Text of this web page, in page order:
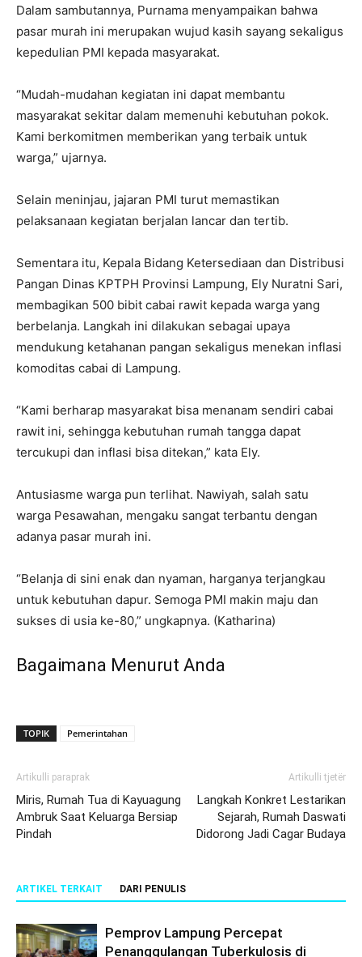
Dalam sambutannya, Purnama menyampaikan bahwa
pasar murah ini merupakan wujud kasih sayang sekaligus
kepedulian PMI kepada masyarakat.
“Mudah-mudahan kegiatan ini dapat membantu
masyarakat sekitar dalam memenuhi kebutuhan pokok.
Kami berkomitmen memberikan yang terbaik untuk
warga,” ujarnya.
Selain meninjau, jajaran PMI turut memastikan
pelaksanaan kegiatan berjalan lancar dan tertib.
Sementara itu, Kepala Bidang Ketersediaan dan Distribusi
Pangan Dinas KPTPH Provinsi Lampung, Ely Nuratni Sari,
membagikan 500 bibit cabai rawit kepada warga yang
berbelanja. Langkah ini dilakukan sebagai upaya
mendukung ketahanan pangan sekaligus menekan inflasi
komoditas cabai di Lampung.
“Kami berharap masyarakat bisa menanam sendiri cabai
rawit ini, sehingga kebutuhan rumah tangga dapat
tercukupi dan inflasi bisa ditekan,” kata Ely.
Antusiasme warga pun terlihat. Nawiyah, salah satu
warga Pesawahan, mengaku sangat terbantu dengan
adanya pasar murah ini.
“Belanja di sini enak dan nyaman, harganya terjangkau
untuk kebutuhan dapur. Semoga PMI makin maju dan
sukses di usia ke-80,” ungkapnya. (Katharina)
Bagaimana Menurut Anda
TOPIK Pemerintahan
Artikulli paraprak
Miris, Rumah Tua di Kayuagung
Ambruk Saat Keluarga Bersiap
Pindah
Artikulli tjetër
Langkah Konkret Lestarikan
Sejarah, Rumah Daswati
Didorong Jadi Cagar Budaya
ARTIKEL TERKAIT DARI PENULIS
Pemprov Lampung Percepat
Penanggulangan Tuberkulosis di